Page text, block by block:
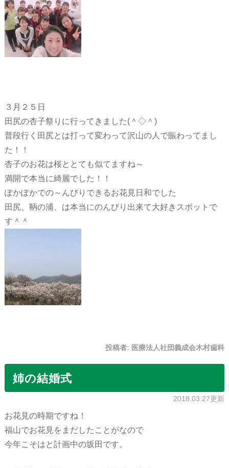
３月２５日
田尻の杏子祭りに行ってきました(＾◇＾)
普段行く田尻とは打って変わって沢山の人で賑わってまし
た！！
杏子のお花は桜ととても似てますね～
満開で本当に綺麗でした！！
ぽかぽかでの～んびりできるお花見日和でした
田尻、鞆の浦、は本当にのんびり出来て大好きスポットで
す＾＾
投稿者: 医療法人社団義成会木村歯科
姉の結婚式
2018.03.27更新
お花見の時期ですね！
福山でお花見をまだしたことがなので
今年こそはと計画中の坂田です。